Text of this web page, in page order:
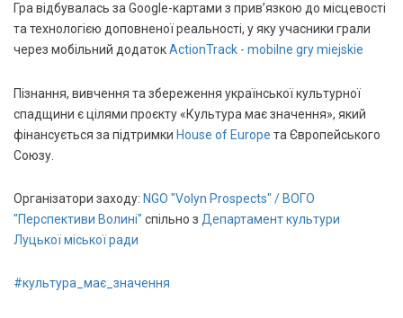
Гра відбувалась за Google-картами з прив’язкою до місцевості
та технологією доповненої реальності, у яку учасники грали
через мобільний додатокActionTrack - mobilne gry miejskie
Пізнання, вивчення та збереження української культурної
спадщини є цілями проєкту «Культура має значення», який
фінансується за підтримки House of Europe та Європейського
Союзу.
Організатори заходу: NGO "Volyn Prospects" / ВОГО
"Перспективи Волині" спільно з Департамент культури
Луцької міської ради
#культура_має_значення